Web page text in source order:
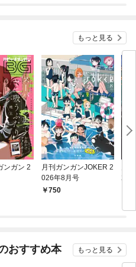
もっと見る
ンガン 2
月刊ガンガンJOKER 2
026年8月号
750
26
おすすめ本 もっと見る